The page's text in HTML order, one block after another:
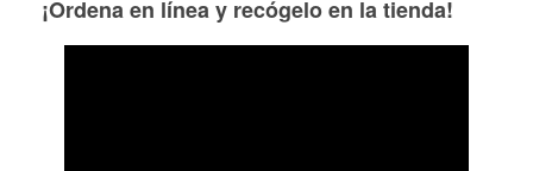
¡Ordena en línea y recógelo en la tienda!